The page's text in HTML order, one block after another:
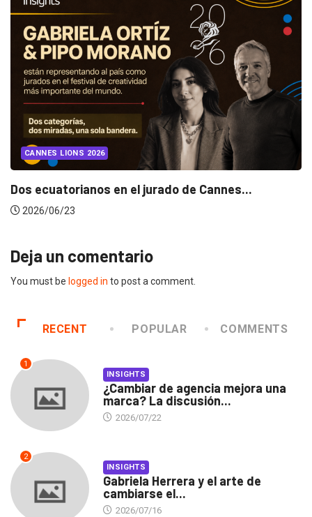
CANNES LIONS 2026
Dos ecuatorianos en el jurado de Cannes...
2026/06/23
Deja un comentario
You must be logged in to post a comment.
RECENT POPULAR COMMENTS
1
INSIGHTS
¿Cambiar de agencia mejora una
marca? La discusión...
2026/07/22
2
INSIGHTS
Gabriela Herrera y el arte de
cambiarse el...
2026/07/16